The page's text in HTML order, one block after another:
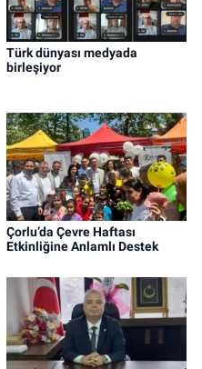
Türk dünyası medyada
birleşiyor
Çorlu’da Çevre Haftası
Etkinliğine Anlamlı Destek